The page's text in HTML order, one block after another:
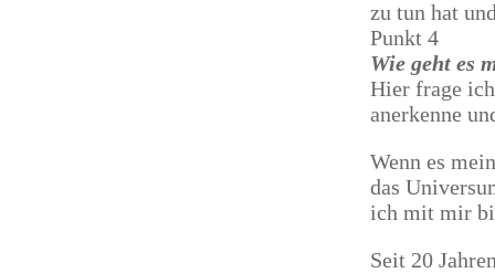
zu tun hat
Punkt 4
Wie geht es
Hier frage
anerkenne
Wenn es
das
ich mit mir
Seit 20